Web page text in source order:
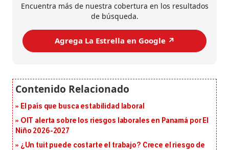
Encuentra más de nuestra cobertura en los resultados
de búsqueda.
Agrega La Estrella en Google ↗️
El país que busca estabilidad laboral
OIT alerta sobre los riesgos laborales en Panamá por El
Niño 2026-2027
¿Un tuit puede costarte el trabajo? Crece el riesgo de